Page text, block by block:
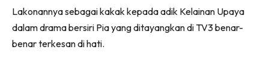
(Twitter)
Lakonannya sebagai kakak kepada adik Kelainan Upaya
dalam drama bersiri Pia yang ditayangkan di TV3 benar-
benar terkesan di hati.